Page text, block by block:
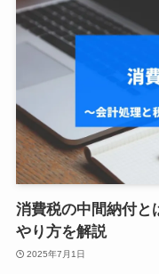
消費税の中間納付と
やり方を解説
2025年7月1日